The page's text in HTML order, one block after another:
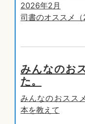
2026年2月
司書のオススメ（
みんなのお
た。
みんなのおスス
本を教えて